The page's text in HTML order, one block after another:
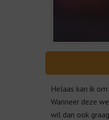
Helaas kan ik
Wanneer deze
wil dan ook